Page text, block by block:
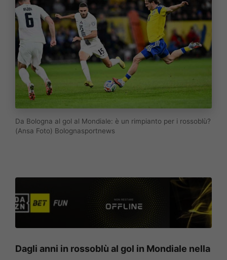
Da Bologna al gol al Mondiale: è un rimpianto per i rossoblù?
(Ansa Foto) Bolognasportnews
Dagli anni in rossoblù al gol in Mondiale nella